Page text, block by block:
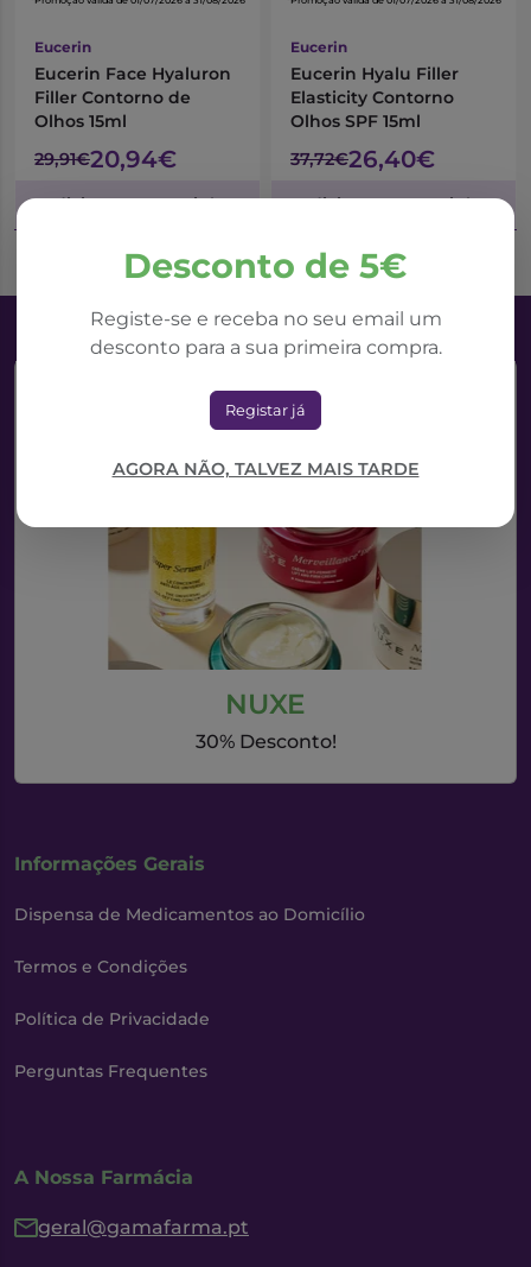
Desconto de 5€
Registe-se e receba no seu email um
desconto para a sua primeira compra.
Registar já
AGORA NÃO, TALVEZ MAIS TARDE
Eucerin
Eucerin Face Hyaluron
Filler Contorno de
Olhos 15ml
29,91€20,94€
Adicionar ao Carrinho
Eucerin
Eucerin Hyalu Filler
Elasticity Contorno
Olhos SPF 15ml
37,72€26,40€
Adicionar ao Carrinho
NUXE
30% Desconto!
Informações Gerais
Dispensa de Medicamentos ao Domicílio
Termos e Condições
Política de Privacidade
Perguntas Frequentes
A Nossa Farmácia
geral@gamafarma.pt